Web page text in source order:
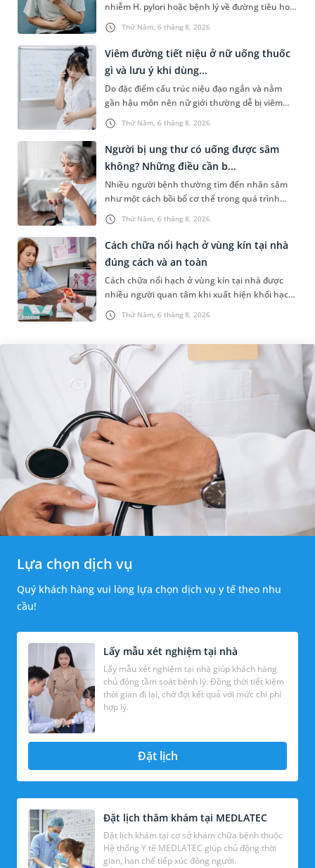
Thứ Năm, 6 tháng 8, 2026
nhiễm H. pylori hoặc bệnh lý về đường tiêu hoá
khác. Dựa theo nguyên nhân cụ thể, bác sĩ sẽ
cân nhắc chỉ định p...
Thứ Năm, 6 tháng 8, 2026
Viêm đường tiết niệu ở nữ uống thuốc
gì và lưu ý khi dùng...
Do đặc điểm cấu trúc niệu đạo ngắn và nằm
gần hậu môn nên nữ giới thường dễ bị viêm
đường tiết niệu hơn nam giới. Tùy theo nguyên
nhân, mức độ nhiễm trùng và...
Thứ Năm, 6 tháng 8, 2026
Người bị ung thư có uống được sâm
không? Những điều cần b...
Nhiều người bệnh thường tìm đến nhân sâm
như một cách bồi bổ cơ thể trong quá trình
điều trị ung thư. Tuy nhiên, câu hỏi người bị
ung thư có uống được sâm kh...
Thứ Năm, 6 tháng 8, 2026
Cách chữa nổi hạch ở vùng kín tại nhà
đúng cách và an toàn
Cách chữa nổi hạch ở vùng kín tại nhà được
nhiều người quan tâm khi xuất hiện khối hạch
nhỏ ở vùng bẹn hoặc cơ quan sinh dục. Nếu
hạch mới xuất hiện, kích th...
Lựa chọn dịch vụ
Quý khách hàng vui lòng lựa chọn dịch vụ y tế theo nhu
cầu!
Lấy mẫu xét nghiệm tại nhà
Lấy mẫu xét nghiệm tại nhà giúp khách hàng
chủ động tầm soát bệnh lý. Đồng thời tiết kiệm
thời gian đi lại, chờ đợi kết quả với mức chi phí
hợp lý.
Đặt lịch
Đặt lịch thăm khám tại MEDLATEC
Đặt lịch khám tại cơ sở khám chữa bệnh thuộc
Hệ thống Y tế MEDLATEC giúp chủ động thời
gian, hạn chế tiếp xúc đông người.